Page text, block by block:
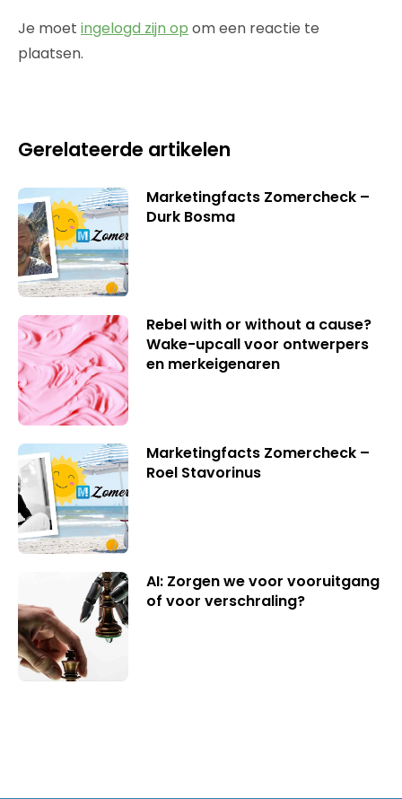
Je moet ingelogd zijn op om een reactie te
plaatsen.
Gerelateerde artikelen
Marketingfacts Zomercheck –
Durk Bosma
Rebel with or without a cause?
Wake-upcall voor ontwerpers
en merkeigenaren
Marketingfacts Zomercheck –
Roel Stavorinus
AI: Zorgen we voor vooruitgang
of voor verschraling?